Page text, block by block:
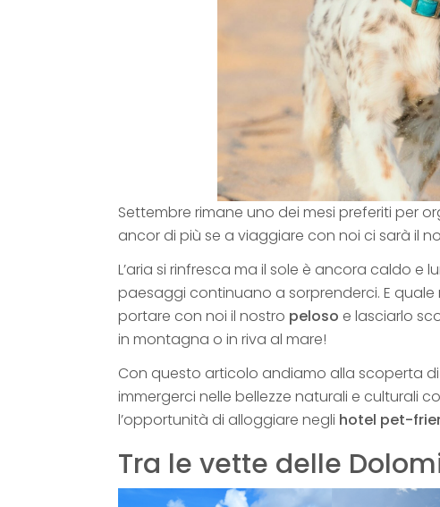
Settembre rimane uno dei mesi preferiti per
ancor di più se a viaggiare con noi ci sarà il
L’aria si rinfresca ma il sole è ancora caldo e
paesaggi continuano a sorprenderci. E
portare con noi il nostro peloso e lasciarlo
in montagna o in riva al mare!
Con questo articolo andiamo alla scoperta di
immergerci nelle bellezze naturali e culturali
l’opportunità di alloggiare negli hotel pet-
Tra le vette delle